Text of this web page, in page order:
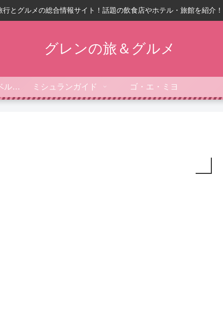
行とグルメの総合情報サイト！話題の飲食店やホテル・旅館を紹介！
グレンの旅＆グルメ
フォーブス・トラベルガイド ミシュランガイド ゴ・エ・ミヨ